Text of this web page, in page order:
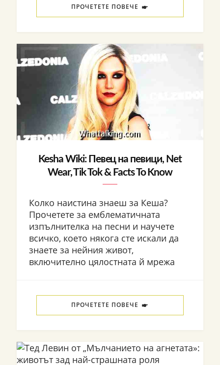
ПРОЧЕТЕТЕ ПОВЕЧЕ
Kesha Wiki: Певец на певици, Net
Wear, Tik Tok & Facts To Know
Колко наистина знаеш за Кеша?
Прочетете за емблематичната
изпълнителка на песни и научете
всичко, което някога сте искали да
знаете за нейния живот,
включително цялостната й мрежа
ПРОЧЕТЕТЕ ПОВЕЧЕ